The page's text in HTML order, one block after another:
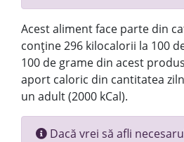
Acest aliment face parte din
conține 296 kilocalorii la 100
100 de grame din acest
aport caloric din cantitatea
un adult (2000 kCal).
Dacă vrei să afli